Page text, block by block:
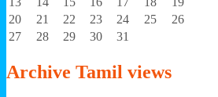
20
21 22 23 24 25
26
27
28 29 30 31
Archive Tamil views